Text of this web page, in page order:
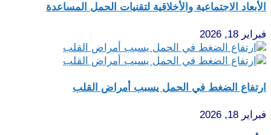
الأبعاد الاجتماعية والأخلاقية لتقنيات الحمل المساعدة
فبراير 18, 2026
ارتفاع الضغط في الحمل يسبب أمراض القلب
فبراير 18, 2026